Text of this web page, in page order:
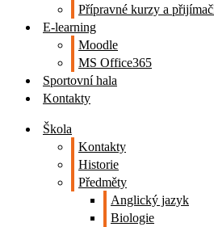
Přípravné kurzy a
E-learning
Moodle
MS Office365
Sportovní hala
Kontakty
Škola
Kontakty
Historie
Předměty
Anglický jazyk
Biologie